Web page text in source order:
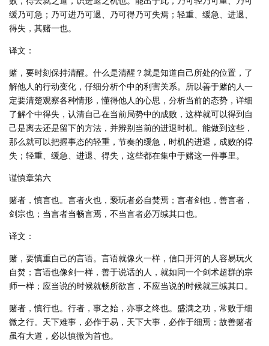
缓乃可急；乃可进乃可退、乃可得乃可失焉；轻重、缓急、进退、
得失，其赌一也。
译文：
赌，要时刻保持清醒。什么是清醒？就是知道自己所处的位置，了
解他人的行动变化，仔细分析个中的利害关系。所以善于赌的人一
定要清楚观察各种情形，懂得他人的心思，分析当前的态势，详细
了解个中得失，认清自己在当前局势中的成败，这样就可以得到自
己是离去还是留下的方法，并辨别当前的进退时机。能做到这些，
那么就可以把握事态的轻重，节奏的缓急，时机的进退，成败的得
失；轻重、缓急、进退、得失，这些都在集中于赌这一件事里。
谨慎章第六
赌者，慎言也。言者火也，亵玩者必自焚焉；言者剑也，善言者，
剑宗也；当言者当畅言焉，不当言者必万缄其口也。
译文：
赌，要慎重自己的言语。言语就像火一样，信口开河的人容易玩火
自焚；言语也像剑一样，善于说话的人，就如同一个剑术超群的宗
师一样；应当说的时候就畅所欲言，不应当说的时候就三缄其口。
赌者，慎行也。行者，事之始，亦事之终也。盛满之功，常败于细
微之行。天下难事，必作于易，天下大事，必作于细焉；故善赌者
虽有大道，必以慎微为首也。